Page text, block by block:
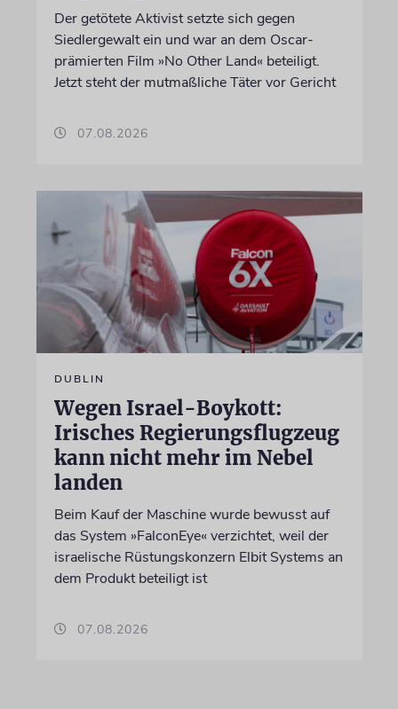
Der getötete Aktivist setzte sich gegen
Siedlergewalt ein und war an dem Oscar-
prämierten Film »No Other Land« beteiligt.
Jetzt steht der mutmaßliche Täter vor Gericht
07.08.2026
DUBLIN
Wegen Israel-Boykott:
Irisches Regierungsflugzeug
kann nicht mehr im Nebel
landen
Beim Kauf der Maschine wurde bewusst auf
das System »FalconEye« verzichtet, weil der
israelische Rüstungskonzern Elbit Systems an
dem Produkt beteiligt ist
07.08.2026